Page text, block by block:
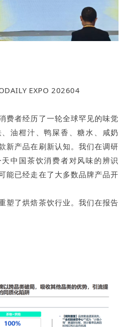
EXPO 202604
费者经历了一轮全球罕见的味觉
油柑汁、鸭屎香、糖水、咸奶
新产品在刷新认知。我们在调研
中国茶饮消费者对风味的辨识
能已经走在了大多数品牌产品开
塑了烘焙茶饮行业。我们在报告